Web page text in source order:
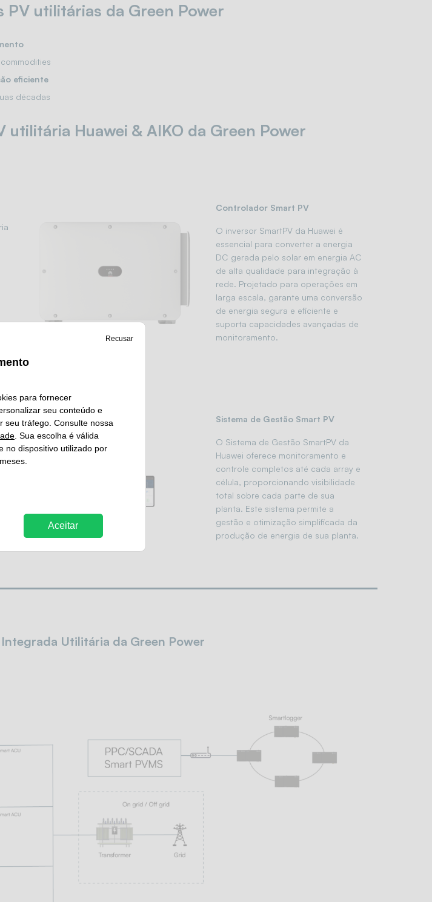
PV utilitárias da Green Power
eficiente
décadas
Huawei & AIKO da Green Power
Controlador Smart PV
O inversor SmartPV da Huawei é
essencial para converter a energia
DC gerada pelo solar em energia AC
de alta qualidade para integração à
rede. Projetado para operações em
larga escala, garante uma conversão
de energia segura e eficiente e
suporta capacidades avançadas de
monitoramento.
Sistema de Gestão Smart PV
O Sistema de Gestão SmartPV da
Huawei oferece monitoramento e
controle completos até cada array e
célula, proporcionando visibilidade
total sobre cada parte de sua
planta. Este sistema permite a
gestão e otimização simplificada da
produção de energia de sua planta.
Utilitária da Green Power
para fornecer
seu conteúdo e
seu tráfego. Consulte nossa
. Sua escolha é válida
no dispositivo utilizado por
Aceitar
Recusar